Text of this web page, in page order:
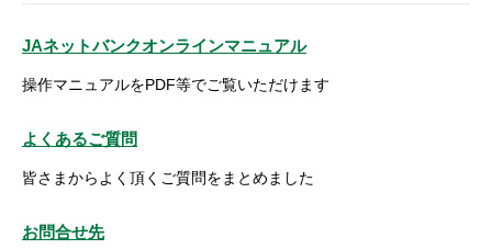
JAネットバンクオンラインマニュアル
操作マニュアルをPDF等でご覧いただけます
よくあるご質問
皆さまからよく頂くご質問をまとめました
お問合せ先